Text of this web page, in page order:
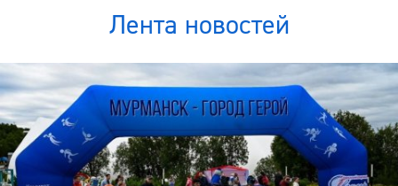
Лента новостей